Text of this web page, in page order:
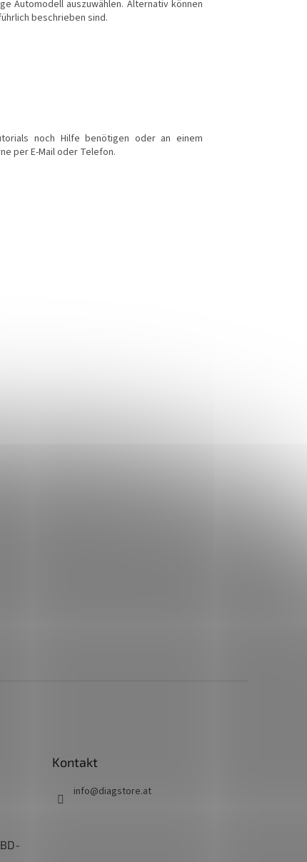
Automodell auszuwählen. Alternativ können
beschrieben sind.
noch Hilfe benötigen oder an einem
per E-Mail oder Telefon.
Kontakt
info@diagstore.at